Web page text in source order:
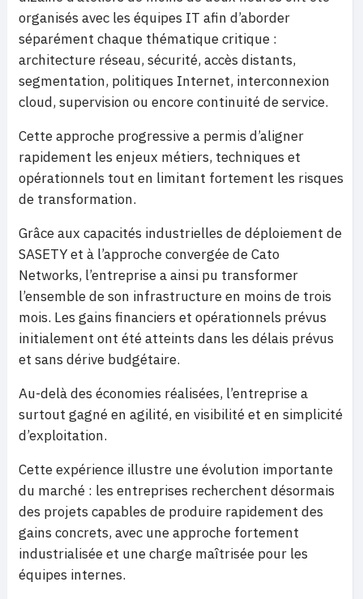
organisés avec les équipes IT afin d’aborder
séparément chaque thématique critique :
architecture réseau, sécurité, accès distants,
segmentation, politiques Internet, interconnexion
cloud, supervision ou encore continuité de service.
Cette approche progressive a permis d’aligner
rapidement les enjeux métiers, techniques et
opérationnels tout en limitant fortement les risques
de transformation.
Grâce aux capacités industrielles de déploiement de
SASETY et à l’approche convergée de Cato
Networks, l’entreprise a ainsi pu transformer
l’ensemble de son infrastructure en moins de trois
mois. Les gains financiers et opérationnels prévus
initialement ont été atteints dans les délais prévus
et sans dérive budgétaire.
Au-delà des économies réalisées, l’entreprise a
surtout gagné en agilité, en visibilité et en simplicité
d’exploitation.
Cette expérience illustre une évolution importante
du marché : les entreprises recherchent désormais
des projets capables de produire rapidement des
gains concrets, avec une approche fortement
industrialisée et une charge maîtrisée pour les
équipes internes.